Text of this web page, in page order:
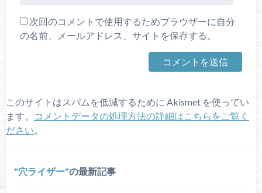
次回のコメントで使用するためブラウザーに自分
の名前、メールアドレス、サイトを保存する。
このサイトはスパムを低減するために Akismet を使ってい
ます。
コメントデータの処理方法の詳細はこちらをご覧く
ださい。
穴ライザー の最新記事